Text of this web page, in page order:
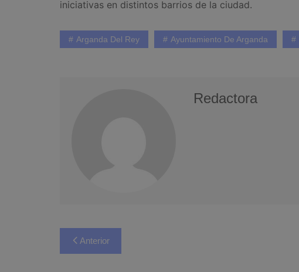
iniciativas en distintos barrios de la ciudad.
Arganda Del Rey Ayuntamiento De Arganda
Redactora
Navegación
de
Anterior